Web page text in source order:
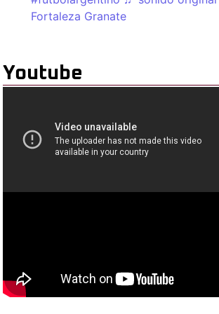
Fortaleza Granate
Youtube